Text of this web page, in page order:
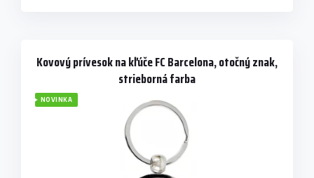
Kovový prívesok na kľúče FC Barcelona, otočný znak,
strieborná farba
NOVINKA